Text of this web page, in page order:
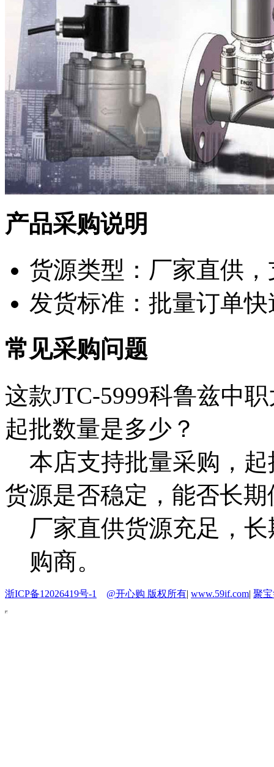
产品采购说明
货源类型：厂家直供
发货标准：批量订单
常见采购问题
这款JTC-5999科鲁兹中
起批数量是多少？
本店支持批量采购，
货源是否稳定，能否长期
厂家直供货源充足，
购商。
浙ICP备12026419号-1 @开心购 版权所有| www.59if.com| 聚